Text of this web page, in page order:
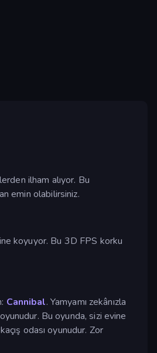
ilham alıyor. Bu
emin olabilirsiniz.
koyuyor. Bu 3D FPS korku
Cannibal. Yamyamı zekânızla
Bu oyunda, sizi evine
odası oyunudur. Zor